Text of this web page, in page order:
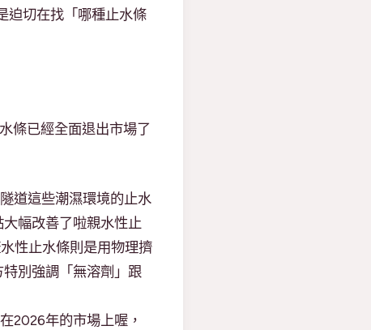
迫切在找「哪種止水條
條已經全面退出市場了
道這些潮濕環境的止水
幅改善了啦親水性止
性止水條則是用物理擠
別強調「無溶劑」跟
2026年的市場上喔，